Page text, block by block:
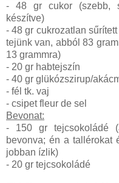
- 48 gr cukor (szebb,
készítve)
- 48 gr cukrozatlan
tejünk van, abból 83
13 grammra)
- 20 gr habtejszín
- 40 gr glükózszirup/
- fél tk. vaj
- csipet fleur de sel
Bevonat:
- 150 gr tejcsokoládé
bevonva; én a tallérokat
jobban ízlik)
- 20 gr tejcsokoládé